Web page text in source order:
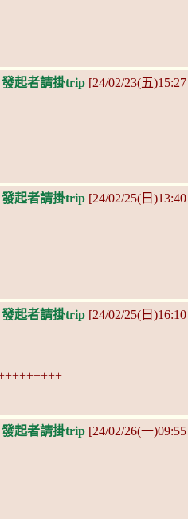
發起者請掛trip [24/02/23(五
發起者請掛trip [24/02/25(日
發起者請掛trip [24/02/25(日
發起者請掛trip [24/02/26(一